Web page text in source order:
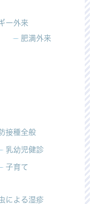
ー外来
肥満外来
接種全般
乳幼児健診
子育て
による湿疹